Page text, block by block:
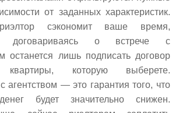
от заданных характеристик.
сэкономит ваше время,
договариваясь о встрече с
останется лишь подписать договор
квартиры, которую выберете.
агентством — это гарантия того, что
будет значительно снижен.